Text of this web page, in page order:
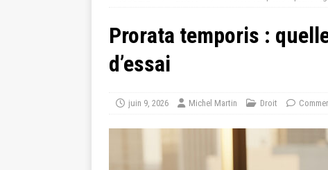
Prorata temporis :
d’essai
juin 9, 2026 Michel Martin Droit